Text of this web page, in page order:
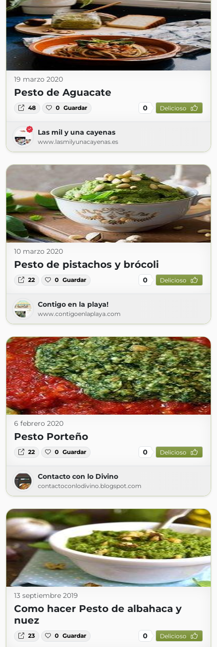
19 marzo 2020
Pesto de Aguacate
48 0 Guardar 0 Delicioso
Las mil y una cayenas
www.lasmilyunacayenas.es
10 marzo 2020
Pesto de pistachos y brócoli
22 0 Guardar 0 Delicioso
Contigo en la playa!
www.contigoenlaplaya.com
6 febrero 2020
Pesto Porteño
22 0 Guardar 0 Delicioso
Contacto con lo Divino
contactoconlodivino.blogspot.com
13 septiembre 2019
Como hacer Pesto de albahaca y
nuez
23 0 Guardar 0 Delicioso